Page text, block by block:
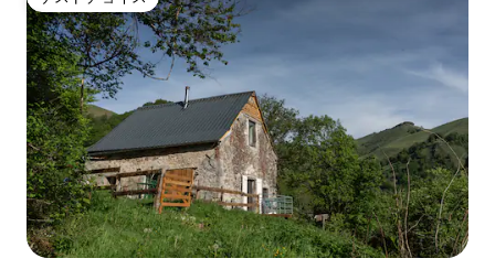
ゲストチョイス